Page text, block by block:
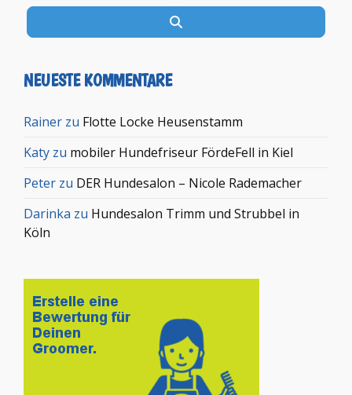
NEUESTE KOMMENTARE
Rainer zu Flotte Locke Heusenstamm
Katy zu mobiler Hundefriseur FördeFell in Kiel
Peter zu DER Hundesalon – Nicole Rademacher
Darinka zu Hundesalon Trimm und Strubbel in
Köln